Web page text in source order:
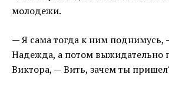
молодежи.
— Я сама тогда к ним поднимусь,
Надежда, а потом выжидательно
Виктора, — Вить, зачем ты